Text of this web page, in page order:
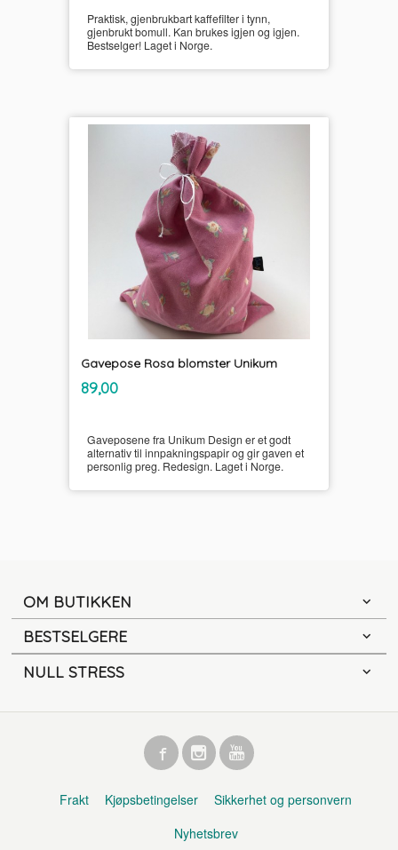
Praktisk, gjenbrukbart kaffefilter i tynn,
gjenbrukt bomull. Kan brukes igjen og igjen.
Bestselger! Laget i Norge.
Gavepose Rosa blomster Unikum
Pris
89,00mva.
Gaveposene fra Unikum Design er et godt
alternativ til innpakningspapir og gir gaven et
personlig preg. Redesign. Laget i Norge.
OM BUTIKKEN
BESTSELGERE
NULL STRESS
Frakt Kjøpsbetingelser
Sikkerhet og personvern
Nyhetsbrev